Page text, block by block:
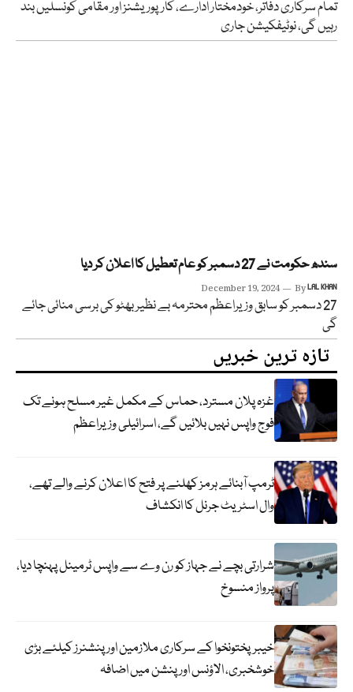
تمام سرکاری دفاتر، خودمختار ادارے، کارپوریشنز اور مقامی کونسلیں بند
رہیں گی، نوٹیفکیشن جاری
سندھ حکومت نے 27 دسمبر کو عام تعطیل کا اعلان کر دیا
December 19, 2024 ByLAL KHAN
27 دسمبر کو سابق وزیراعظم محترمہ بے نظیر بھٹو کی برسی منائی جائے
گی
تازہ ترین خبریں
غزہ پلان مسترد، حماس کے مکمل غیر مسلح ہونے تک
فوج واپس نہیں بلائیں گے، اسرائیلی وزیراعظم
ٹرمپ آبنائے ہرمز کھلنے پر فتح کا اعلان کرنے والے تھے،
وال اسٹریٹ جرنل کا انکشاف
شرارتی بچے نے جہاز کو رن وے سے واپس ٹرمینل پہنچا دیا،
پرواز منسوخ
خیبرپختونخوا کے سرکاری ملازمین اور پنشنرز کیلئے بڑی
خوشخبری، الاؤنس اور پنشن میں اضافہ